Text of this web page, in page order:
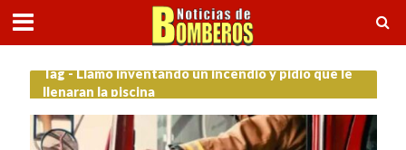
Tag - Llamó inventando un incendio y pidió que le
llenaran la piscina